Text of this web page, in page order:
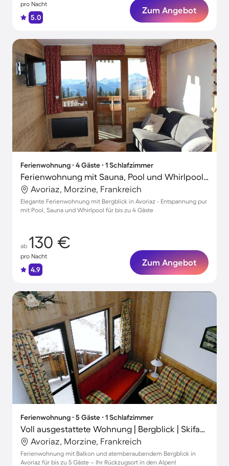
pro Nacht
5.0
Zum Angebot
Ferienwohnung ∙ 4 Gäste ∙ 1 Schlafzimmer
Ferienwohnung mit Sauna, Pool und Whirlpool | Bergblick | Skifahren in der Nähe
Avoriaz, Morzine, Frankreich
Elegante Ferienwohnung mit Bergblick in Avoriaz - Entspannung pur
mit Pool, Sauna und Whirlpool für bis zu 4 Gäste
ab 130 €
pro Nacht
4.9
Zum Angebot
Ferienwohnung ∙ 5 Gäste ∙ 1 Schlafzimmer
Voll ausgestattete Wohnung | Bergblick | Skifahren in der Nähe
Avoriaz, Morzine, Frankreich
Ferienwohnung mit Balkon und atemberaubendem Bergblick in
Avoriaz für bis zu 5 Gäste – Ihr Rückzugsort in den Alpen!